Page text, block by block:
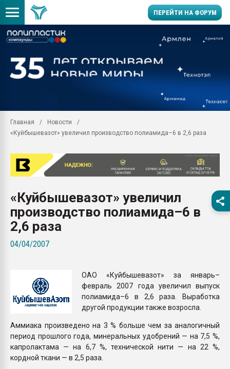
ПЕРЕЙТИ НА ФОРУМ
Вакуум-формовочные
28.07.2026
Всё, что касается
бутылок
Материал поверхности
вакуумного
Продам отходы
Главная
Новости
«Куйбышевазот» увеличил производство полиамида–6 в 2,6 раза
«Куйбышевазот» увеличил
производство полиамида–6 в
2,6 раза
04/04/2007
ОАО «Куйбышевазот» за январь–
февраль 2007 года увеличил выпуск
полиамида–6 в 2,6 раза. Выработка
другой продукции также возросла.
Аммиака произведено на 3 % больше чем за аналогичный
период прошлого года, минеральных удобрений — на 7,5 %,
капролактама — на 6,7 %, технической нити — на 22 %,
кордной ткани — в 2,5 раза.